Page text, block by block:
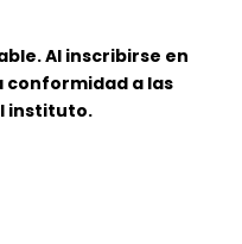
Al inscribirse en
conformidad a las
instituto.